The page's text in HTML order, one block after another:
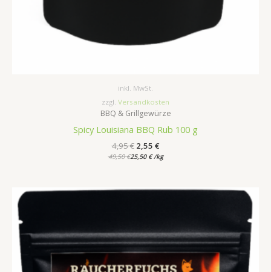
inkl. MwSt.
zzgl. Versandkosten
BBQ & Grillgewürze
Spicy Louisiana BBQ Rub 100 g
4,95€ 2,55 €
49,50€25,50 € /kg